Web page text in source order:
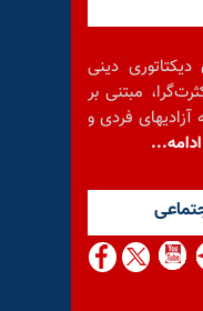
دینی
مبتنی بر
فردی و
ادامه...